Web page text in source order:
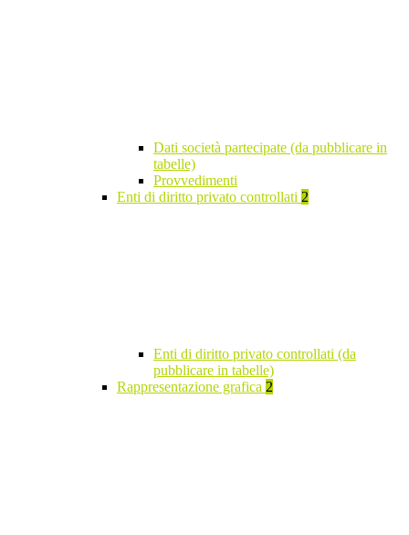
Dati società partecipate (da pubblicare in
tabelle)
Provvedimenti
Enti di diritto privato controllati 2
Enti di diritto privato controllati (da
pubblicare in tabelle)
Rappresentazione grafica 2